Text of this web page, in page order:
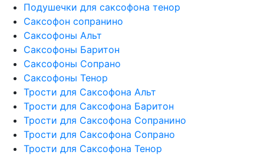
Подушечки для саксофона тенор
Саксофон сопранино
Саксофоны Альт
Саксофоны Баритон
Саксофоны Сопрано
Саксофоны Тенор
Трости для Саксофона Альт
Трости для Саксофона Баритон
Трости для Саксофона Сопранино
Трости для Саксофона Сопрано
Трости для Саксофона Тенор